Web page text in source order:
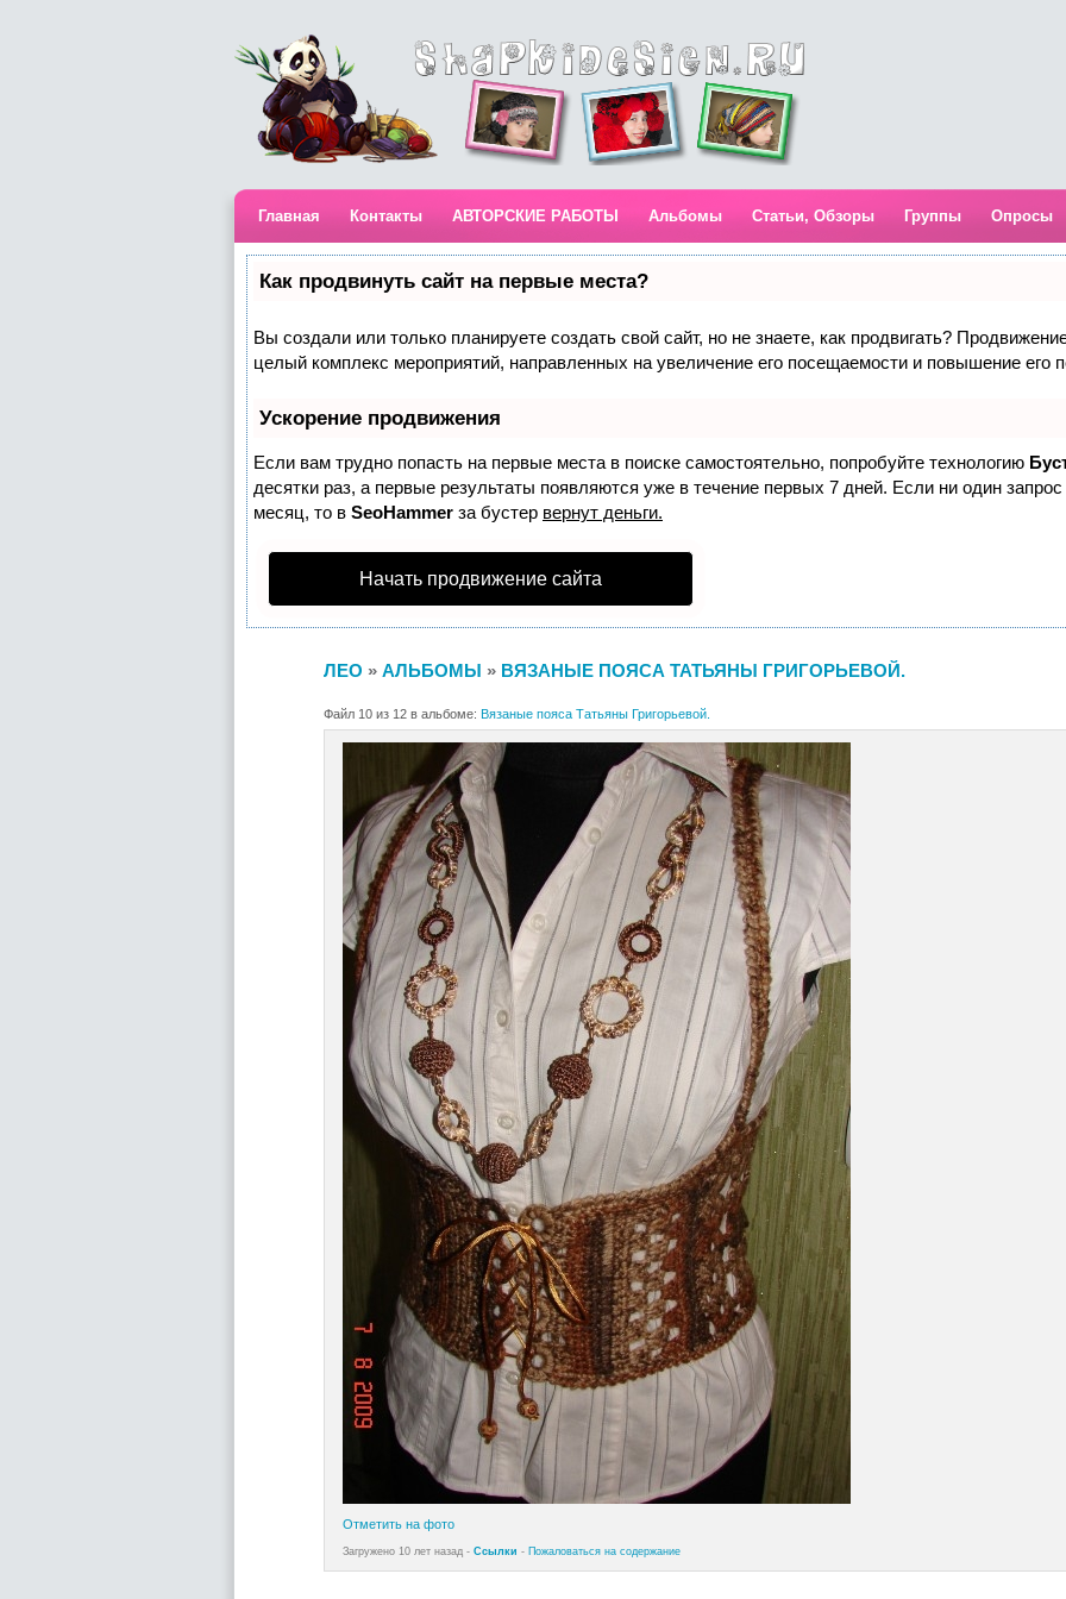
Главная Контакты АВТОРСКИЕ РАБОТЫ Альбомы Статьи, Обзоры Группы Опросы
Как продвинуть сайт на первые места?
Вы создали или только планируете создать свой сайт, но не знаете, как продвигать?
целый комплекс мероприятий, направленных на увеличение его посещаемости и повышение его
Ускорение продвижения
Если вам трудно попасть на первые места в поиске самостоятельно, попробуйте технологию
десятки раз, а первые результаты появляются уже в течение первых 7 дней. Если ни один
месяц, то в SeoHammer за бустер вернут деньги.
Начать продвижение сайта
ЛЕО » АЛЬБОМЫ » ВЯЗАНЫЕ ПОЯСА ТАТЬЯНЫ ГРИГОРЬЕВОЙ.
Файл 10 из 12 в альбоме: Вязаные пояса Татьяны Григорьевой.
Отметить на фото
Загружено 10 лет назад - Ссылки - Пожаловаться на содержание